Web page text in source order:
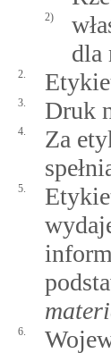
2)
dla
2.
3. Druk
4.
Za
5.
6.